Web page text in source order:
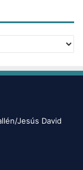
Jesús David